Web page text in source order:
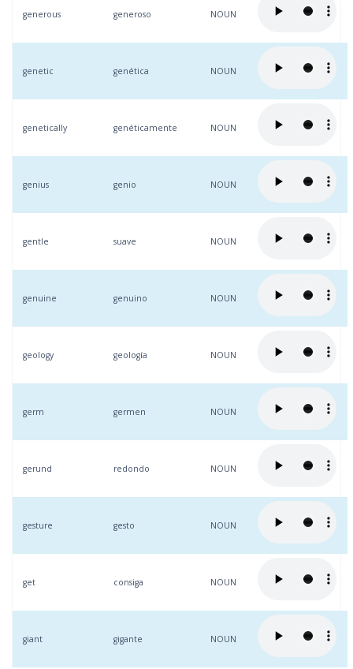
generous generoso NOUN
genetic genética NOUN
genetically genéticamente NOUN
genius genio NOUN
gentle suave NOUN
genuine genuino NOUN
geology geología NOUN
germ germen NOUN
gerund redondo NOUN
gesture gesto NOUN
get consiga NOUN
giant gigante NOUN